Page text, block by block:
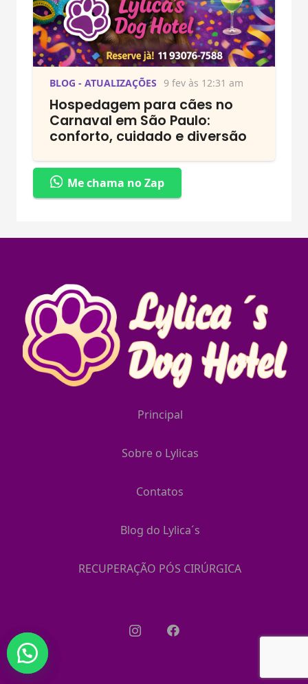
BLOG - ATUALIZAÇÕES 9 fev às 12:31 am
Hospedagem para cães no
Carnaval em São Paulo:
conforto, cuidado e diversão
Me chama no Zap
Principal
Sobre o Lylicas
Contatos
Blog do Lylica´s
RECUPERAÇÃO PÓS CIRÚRGICA